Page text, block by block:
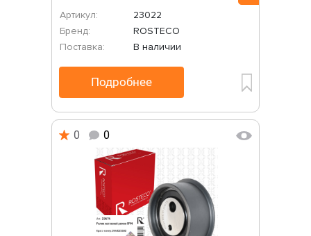
Артикул:
23022
Бренд:
ROSTECO
Поставка:
В наличии
Подробнее
0 0